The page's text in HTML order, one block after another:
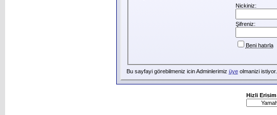
Nickiniz:
Şifreniz:
Beni hatırla
Bu sayfayi görebilmeniz icin Adminlerimiz üyeolmanizi istiyor.
Hizli Erisim